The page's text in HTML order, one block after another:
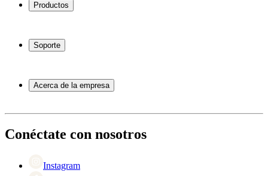
Productos
Botelleros
Muebles para vino
Soporte
Servicio
Pago
Devolución
Acerca de la empresa
Black Friday
Singles Day
Conéctate con nosotros
Instagram